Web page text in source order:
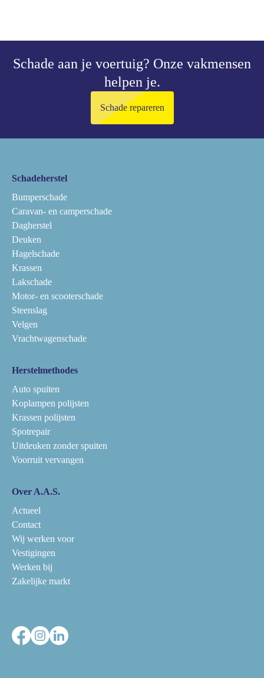
Schade aan je voertuig? Onze vakmensen
helpen je.
Schade repareren
Schadeherstel
Bumperschade
Caravan- en camperschade
Dagherstel
Deuken
Hagelschade
Krassen
Lakschade
Motor- en scooterschade
Steenslag
Velgen
Vrachtwagenschade
Herstelmethodes
Auto spuiten
Koplampen polijsten
Krassen polijsten
Spotrepair
Uitdeuken zonder spuiten
Voorruit vervangen
Over A.A.S.
Actueel
Contact
Wij werken voor
Vestigingen
Werken bij
Zakelijke markt